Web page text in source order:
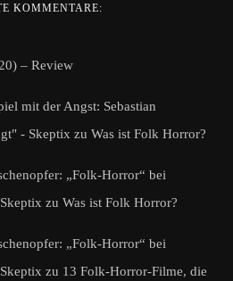
KOMMENTARE:
– Review
mit der Angst: Sebastian
- Skeptix zu Was ist Folk Horror?
„Folk-Horror“ bei
zu Was ist Folk Horror?
„Folk-Horror“ bei
zu 13 Folk-Horror-Filme, die